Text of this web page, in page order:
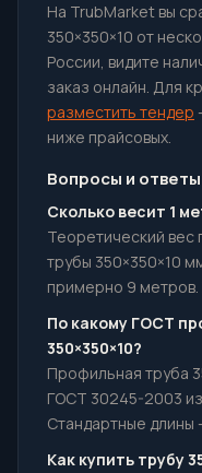
На TrubMarket вы
350×350×10 от
России, видите
заказ онлайн. Для
разместить тендер
ниже прайсовых.
Вопросы и ответы
Сколько весит 1
Теоретический вес
трубы 350×350×10
примерно 9 метров.
По какому ГОСТ
350×350×10?
Профильная труба
ГОСТ 30245-2003
Стандартные длины
Как купить трубу